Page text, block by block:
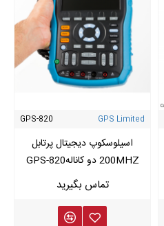
GPS Limited
GPS-820
اسیلوسکوپ دیجیتال پرتابل
200MHZ دو کانالهGPS-820